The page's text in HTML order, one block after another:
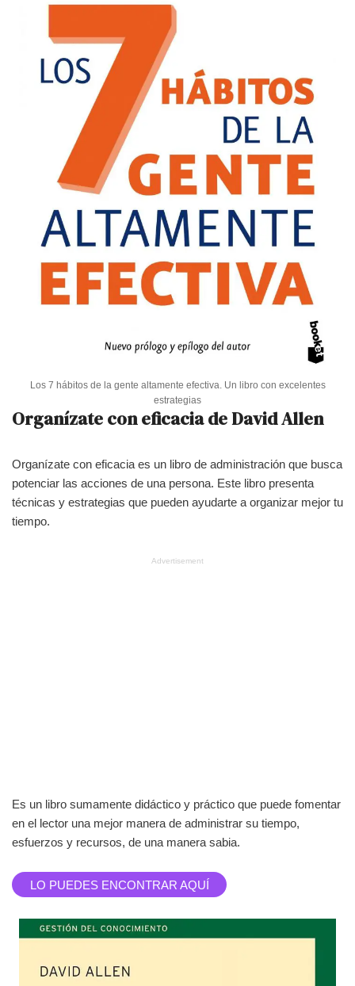
Los 7 hábitos de la gente altamente efectiva. Un libro con excelentes
estrategias
Organízate con eficacia de David Allen
Organízate con eficacia es un libro de administración que busca
potenciar las acciones de una persona. Este libro presenta
técnicas y estrategias que pueden ayudarte a organizar mejor tu
tiempo.
Advertisement
Es un libro sumamente didáctico y práctico que puede fomentar
en el lector una mejor manera de administrar su tiempo,
esfuerzos y recursos, de una manera sabia.
LO PUEDES ENCONTRAR AQUÍ